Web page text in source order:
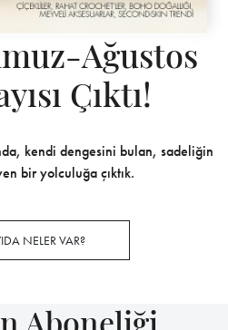
Ağustos
Çıktı!
kendi dengesini bulan, sadeliğin
bir yolculuğa çıktık.
NELER VAR?